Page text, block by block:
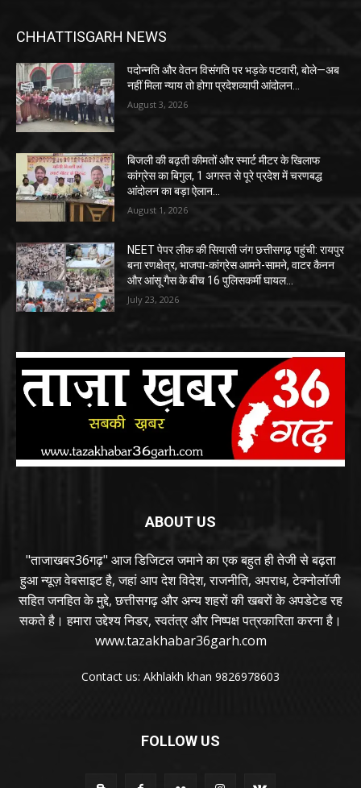
CHHATTISGARH NEWS
पदोन्नति और वेतन विसंगति पर भड़के पटवारी, बोले—अब
नहीं मिला न्याय तो होगा प्रदेशव्यापी आंदोलन…
August 3, 2026
बिजली की बढ़ती कीमतों और स्मार्ट मीटर के खिलाफ
कांग्रेस का बिगुल, 1 अगस्त से पूरे प्रदेश में चरणबद्ध
आंदोलन का बड़ा ऐलान…
August 1, 2026
NEET पेपर लीक की सियासी जंग छत्तीसगढ़ पहुंची: रायपुर
बना रणक्षेत्र, भाजपा-कांग्रेस आमने-सामने, वाटर कैनन
और आंसू गैस के बीच 16 पुलिसकर्मी घायल…
July 23, 2026
ABOUT US
"ताजाखबर36गढ़" आज डिजिटल जमाने का एक बहुत ही तेजी से बढ़ता
हुआ न्यूज़ वेबसाइट है, जहां आप देश विदेश, राजनीति, अपराध, टेक्नोलॉजी
सहित जनहित के मुद्दे, छत्तीसगढ़ और अन्य शहरों की खबरों के अपडेटेड रह
सकते है। हमारा उद्देश्य निडर, स्वतंत्र और निष्पक्ष पत्रकारिता करना है।
www.tazakhabar36garh.com
Contact us: Akhlakh khan 9826978603
FOLLOW US